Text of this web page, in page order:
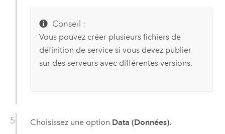
Conseil :
Vous pouvez créer plusieurs fichiers de
définition de service si vous devez publier
sur des serveurs avec différentes versions.
Choisissez une option Data (Données).